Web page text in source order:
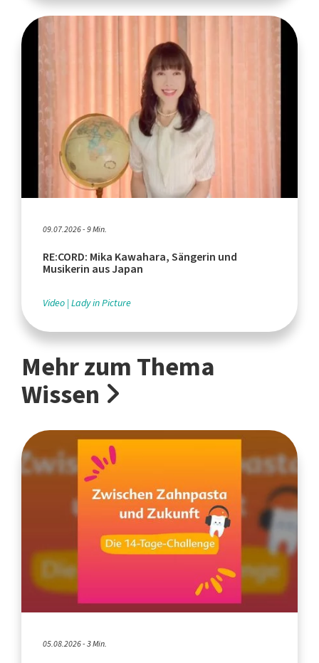
09.07.2026 - 9 Min.
RE:CORD: Mika Kawahara, Sängerin und
Musikerin aus Japan
Video Lady in Picture
Mehr zum Thema
Wissen
05.08.2026 - 3 Min.